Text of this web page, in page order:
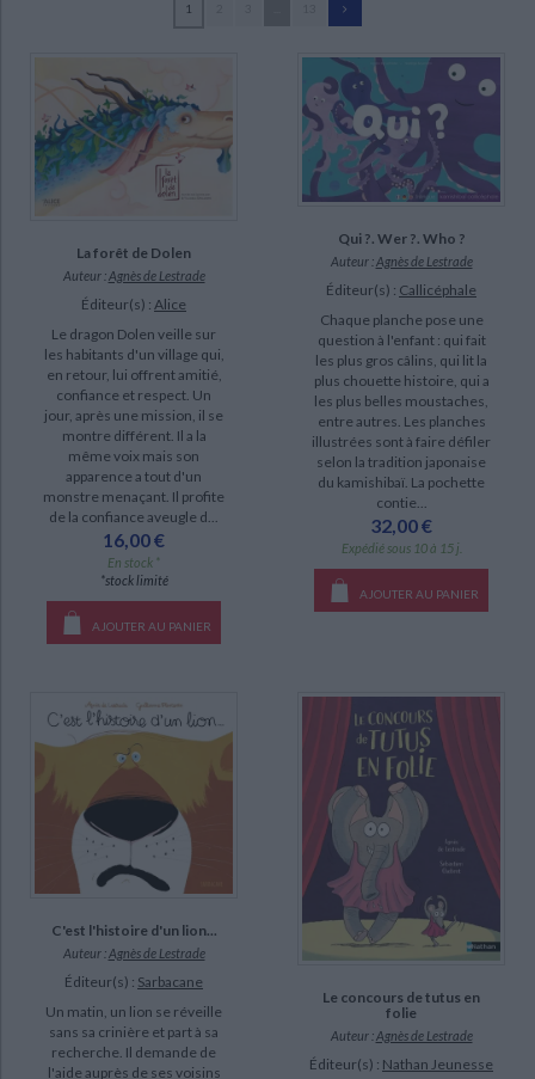
CHARGEMENT...
Critique et histoire littéraire
Littérature ancienne et médiévale
Littérature de voyage Audio - Livres lus
Littérature en version originale Humour
Ecologie - Environnement Religions - Spiritualités
Biographies historiques
Histoire - Généralités Histoire des pays
Histoire ancienne Géographie
Culture scientifique
Plantevin, Guillaume (13)
Colin, Emmanuelle (8)
Docampo, Valeria (8)
Vallageas, Coralie (8)
Bessard, Sylvie (7)
Calle, Véronique (7)
SUPPORT
livre (240)
poche (68)
coffret (3)
SÉRIE
La drôle de famille de Myrtille (6)
Princesse à l'école (4)
Les p'tits garous (1)
DISPONIBILITÉ
epuise (222)
manquant (3)
a-paraitre (2)
1
La forêt de Dolen
Auteur :Agnès de Lestrade
Éditeur(s) : Alice
Le dragon Dolen veille sur
les habitants d'un village qui,
en retour, lui offrent amitié,
confiance et respect. Un
jour, après une mission, il se
montre différent. Il a la
même voix mais son
apparence a tout d'un
monstre menaçant. Il profite
de la confiance aveugle d...
16,00 €
En stock *
*stock limité
AJOUTER AU PANIER
Qui ?. Wer ?. Who ?
Auteur :Agnès de Lestrade
Éditeur(s) : Callicéphale
Chaque planche pose une
question à l'enfant : qui fait
les plus gros câlins, qui lit la
plus chouette histoire, qui a
les plus belles moustaches,
entre autres. Les planches
illustrées sont à faire défiler
selon la tradition japonaise
du kamishibaï. La pochette
contie...
32,00 €
Expédié sous 10 à 15 j.
AJOUTER AU PANIER
C'est l'histoire d'un lion...
Auteur :Agnès de Lestrade
Éditeur(s) : Sarbacane
Un matin, un lion se réveille
sans sa crinière et part à sa
recherche. Il demande de
l'aide auprès de ses voisins
Le concours de tutus en
folie
Auteur :Agnès de Lestrade
Éditeur(s) : Nathan Jeunesse